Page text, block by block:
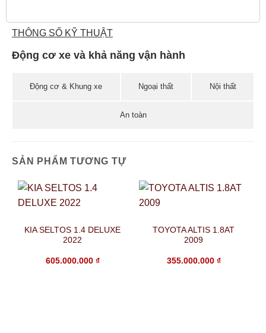
THÔNG SỐ KỸ THUẬT
Động cơ xe và khả năng vận hành
Động cơ & Khung xe Ngoại thất Nội thất
An toàn
SẢN PHẨM TƯƠNG TỰ
KIA SELTOS 1.4 DELUXE
2022
605.000.000 ₫
TOYOTA ALTIS 1.8AT
2009
355.000.000 ₫